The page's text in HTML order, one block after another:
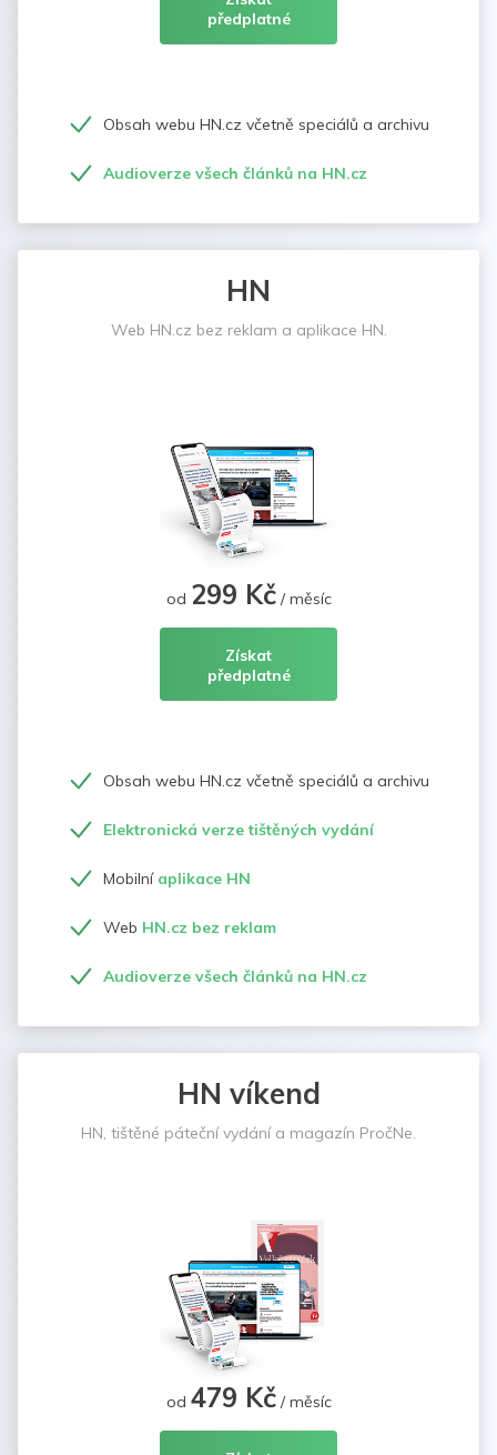
předplatné
Obsah webu HN.cz včetně speciálů a archivu
Audioverze všech článků na HN.cz
HN
Web HN.cz bez reklam a aplikace HN.
od 299 Kč/ měsíc
Získat
předplatné
Obsah webu HN.cz včetně speciálů a archivu
Elektronická verze tištěných vydání
Mobilní aplikace HN
Web HN.cz bez reklam
Audioverze všech článků na HN.cz
HN víkend
HN, tištěné páteční vydání a magazín PročNe.
od 479 Kč/ měsíc